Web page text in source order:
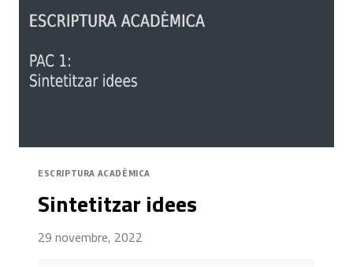
ESCRIPTURA ACADÈMICA
Sintetitzar idees
29 novembre, 2022